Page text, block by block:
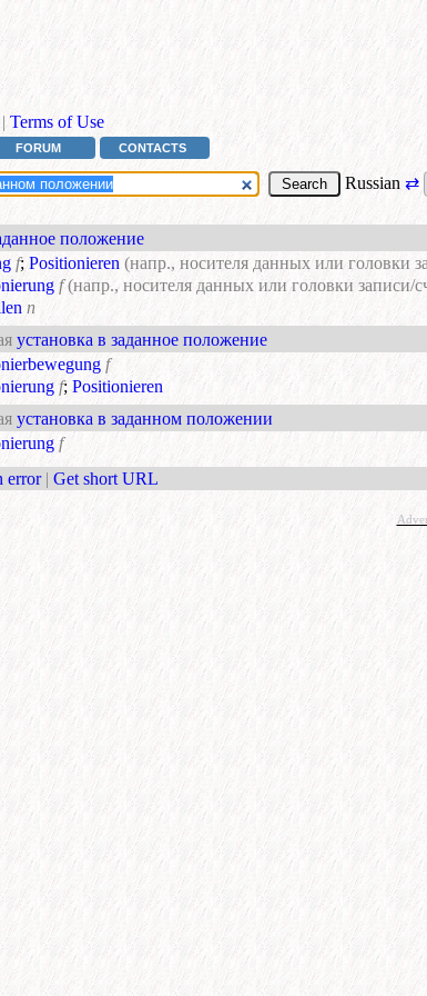
| Terms of Use
FORUM CONTACTS
Russian ⇄
положение
f; Positionieren (напр., носителя данных или головки
f (напр., носителя данных или головки записи/
n
установка в заданное положение
f
f; Positionieren
установка в заданном положении
f
error | Get short URL